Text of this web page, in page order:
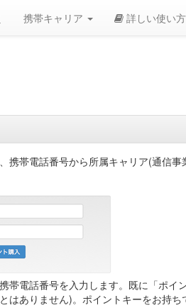
携帯キャリア 詳しい使い方
携帯電話番号から所属キャリア(通信
帯電話番号を入力します。既に「ポ
はありません)。ポイントキーをお持